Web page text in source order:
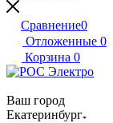
Сравнение0
Отложенные 0
Корзина 0
Ваш город
Екатеринбург